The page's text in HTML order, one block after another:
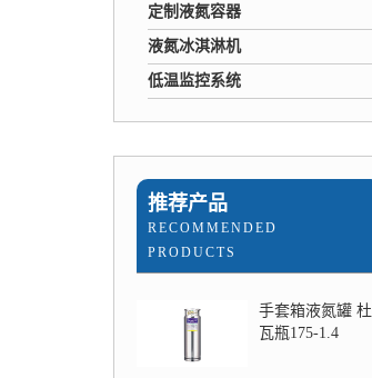
定制液氮容器
液氮冰淇淋机
低温监控系统
推荐产品
RECOMMENDED
PRODUCTS
手套箱液氮罐 杜
瓦瓶175-1.4